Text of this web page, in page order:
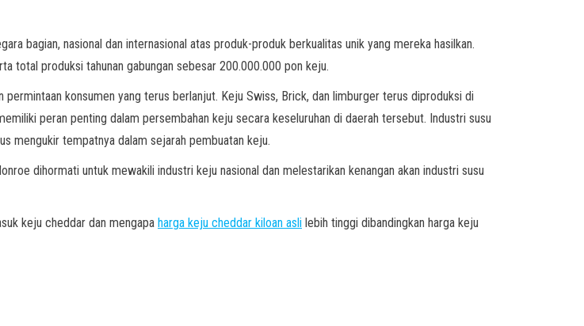
bagian, nasional dan internasional atas produk-produk berkualitas unik yang mereka hasilkan.
total produksi tahunan gabungan sebesar 200.000.000 pon keju.
konsumen yang terus berlanjut. Keju Swiss, Brick, dan limburger terus diproduksi di
peran penting dalam persembahan keju secara keseluruhan di daerah tersebut. Industri susu
mengukir tempatnya dalam sejarah pembuatan keju.
dihormati untuk mewakili industri keju nasional dan melestarikan kenangan akan industri susu
keju cheddar dan mengapa harga keju cheddar kiloan asli lebih tinggi dibandingkan harga keju